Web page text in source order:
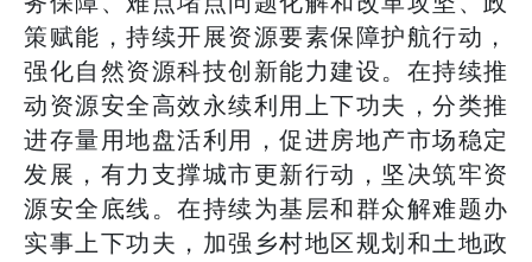
策赋能，持续开展资源要素保障护航行动，
强化自然资源科技创新能力建设。在持续推
动资源安全高效永续利用上下功夫，分类推
进存量用地盘活利用，促进房地产市场稳定
发展，有力支撑城市更新行动，坚决筑牢资
源安全底线。在持续为基层和群众解难题办
实事上下功夫，加强乡村地区规划和土地政